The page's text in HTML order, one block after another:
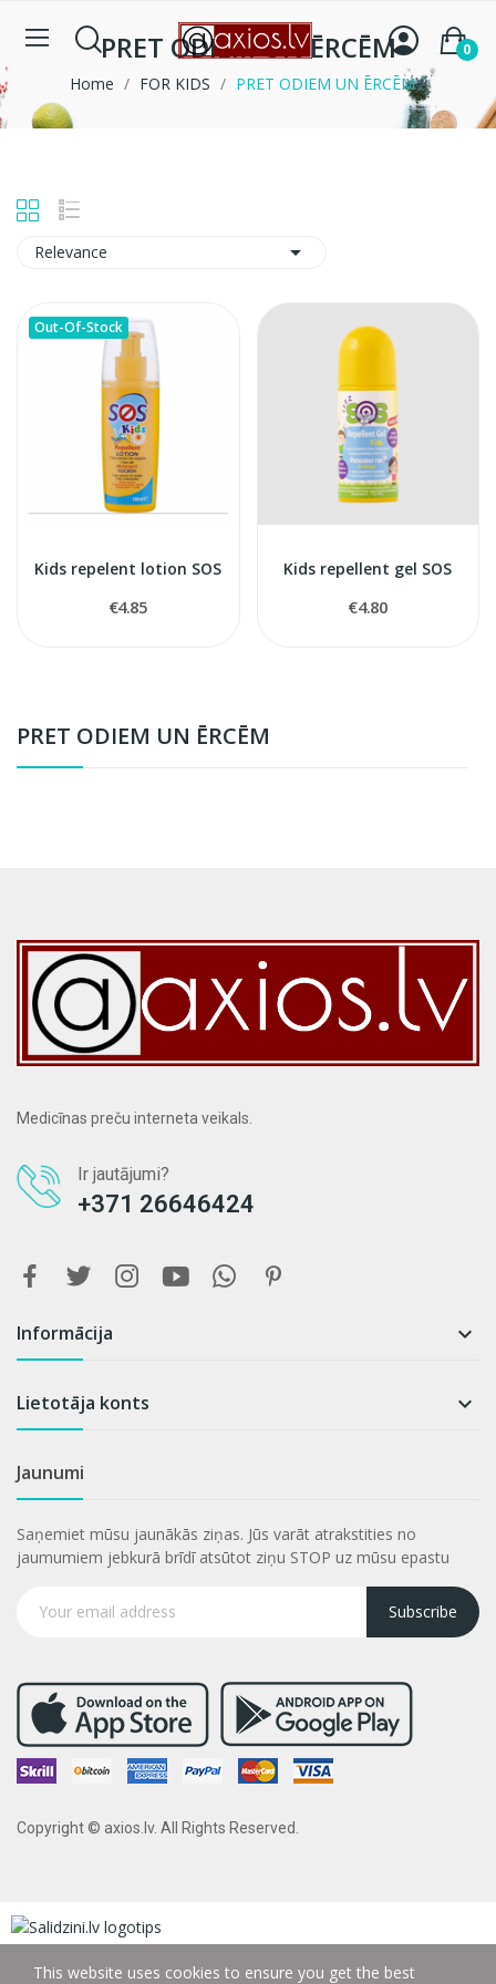
0
PRET ODIEM UN ĒRCĒM
Home FOR KIDS PRET ODIEM UN ĒRCĒM
PRET ODIEM UN ĒRCĒM
Relevance 
Out-Of-Stock
Kids repelent lotion SOS
€4.85
Kids repellent gel SOS
€4.80
Medicīnas preču interneta veikals.
Ir jautājumi?
+371 26646424
Informācija 
Lietotāja konts 
Jaunumi
Saņemiet mūsu jaunākās ziņas. Jūs varāt atrakstities no
jaumumiem jebkurā brīdī atsūtot ziņu STOP uz mūsu epastu
Subscribe
Copyright © axios.lv. All Rights Reserved.
This website uses cookies to ensure you get the best